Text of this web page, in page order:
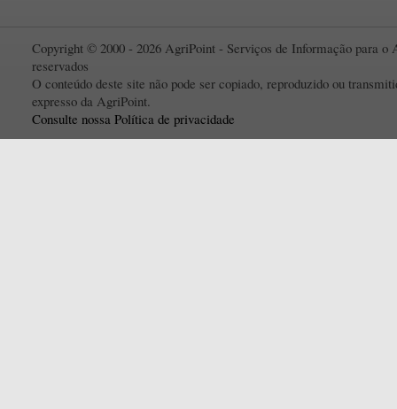
Copyright © 2000 - 2026 AgriPoint - Serviços de Informação para o
reservados
O conteúdo deste site não pode ser copiado, reproduzido ou
expresso da AgriPoint.
Consulte nossa Política de privacidade